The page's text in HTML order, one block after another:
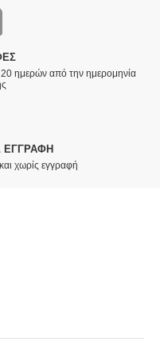
ημερών από την ημερομηνία
ΕΓΓΡΑΦΉ
χωρίς εγγραφή